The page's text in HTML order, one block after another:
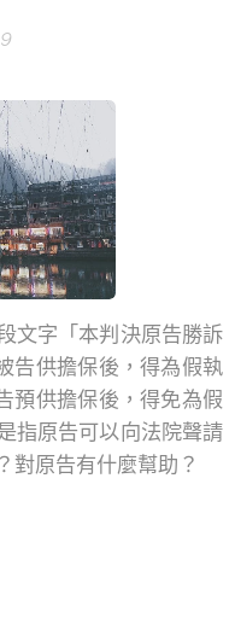
文字「本判決原告勝訴
告供擔保後，得為假執
預供擔保後，得免為假
指原告可以向法院聲請
對原告有什麼幫助？